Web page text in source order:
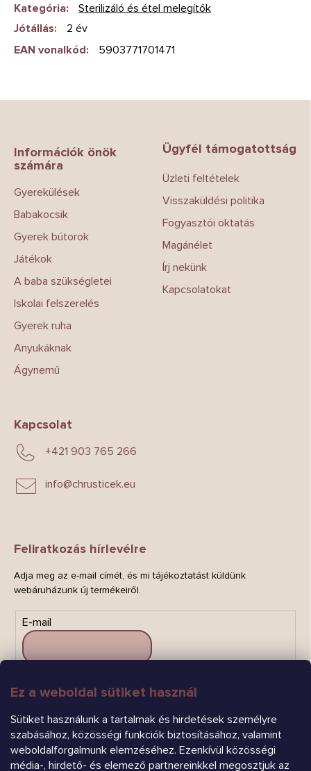
Ez a weboldal sütiket használ
Sütiket használunk a tartalmak és hirdetések személyre
szabásához, közösségi funkciók biztosításához, valamint
weboldalforgalmunk elemzéséhez. Ezenkívül közösségi
média-, hirdető- és elemező partnereinkkel megosztjuk az
Kategória:
Sterilizáló és étel melegítők
Jótállás:
2 év
EAN vonalkód: 5903771701471
Információk önök
számára
Gyerekülések
Babakocsik
Gyerek bútorok
Játékok
A baba szükségletei
Iskolai felszerelés
Gyerek ruha
Anyukáknak
Ágynemű
Ügyfél támogatottság
Üzleti feltételek
Visszaküldési politika
Fogyasztói oktatás
Magánélet
Írj nekünk
Kapcsolatokat
Kapcsolat
info@chrusticek.eu
+421 903 765 266
Feliratkozás hírlevélre
Adja meg az e-mail címét, és mi tájékoztatást küldünk
webáruházunk új termékeiről.
E-mail
FELIRATKOZÁS